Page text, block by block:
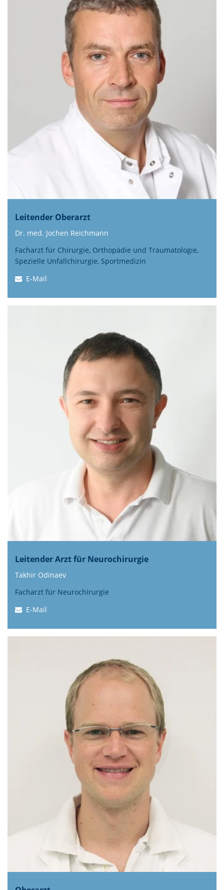
Leitender Oberarzt
Dr. med. Jochen Reichmann
Facharzt für Chirurgie, Orthopädie und Traumatologie,
Spezielle Unfallchirurgie, Sportmedizin
E-Mail
Leitender Arzt für Neurochirurgie
Takhir Odinaev
Facharzt für Neurochirurgie
E-Mail